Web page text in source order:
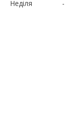
Неділя